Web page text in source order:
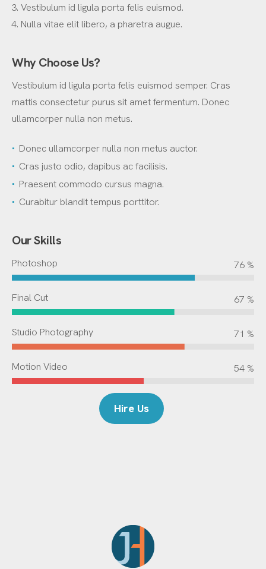
Vestibulum id ligula porta felis euismod.
Nulla vitae elit libero, a pharetra augue.
Why Choose Us?
Vestibulum id ligula porta felis euismod semper. Cras
mattis consectetur purus sit amet fermentum. Donec
ullamcorper nulla non metus.
Donec ullamcorper nulla non metus auctor.
Cras justo odio, dapibus ac facilisis.
Praesent commodo cursus magna.
Curabitur blandit tempus porttitor.
Our Skills
Photoshop 83 %
Final Cut 74 %
Studio Photography 79 %
Motion Video 60 %
Hire Us